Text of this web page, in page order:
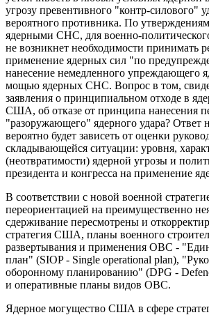
угрозу превентивного "контр-силового"
вероятного противника. По
ядерными СНС, для военно-
не возникнет необходимости принимать
применение ядерных сил "по
нанесение немедленного упреждающего
мощью ядерных СНС. Вопрос в том,
заявления о принципиальном отходе в
США, об отказе от принципа нанесения
"разоружающего" ядерного удара? Ответ
вероятно будет зависеть от оценки
складывающейся ситуации: уровня,
(неотвратимости) ядерной угрозы и
президента и конгресса на применение
В соответствии с новой военной
переориентацией на преимущественно
сдерживание пересмотрены и
стратегия США, планы военного
развертывания и применения ОВС -
план" (SIOP - Single operational plan),
оборонному планированию" (DPG -
и оперативные планы видов ОВС.
Ядерное могущество США в сфере